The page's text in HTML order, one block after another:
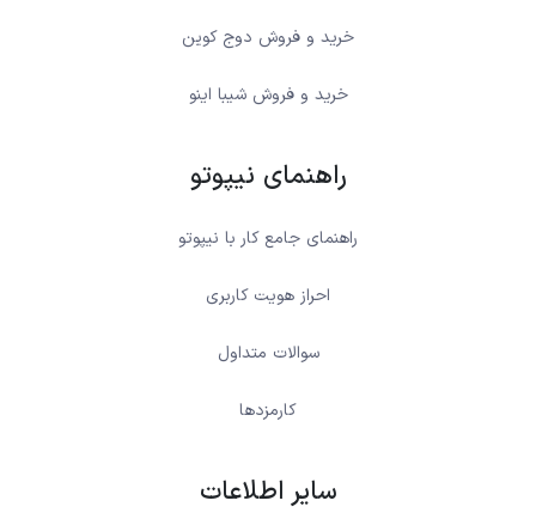
خرید و فروش دوج کوین
خرید و فروش شیبا اینو
راهنمای نیپوتو
راهنمای جامع کار با نیپوتو
احراز هویت کاربری
سوالات متداول
کارمزدها
سایر اطلاعات